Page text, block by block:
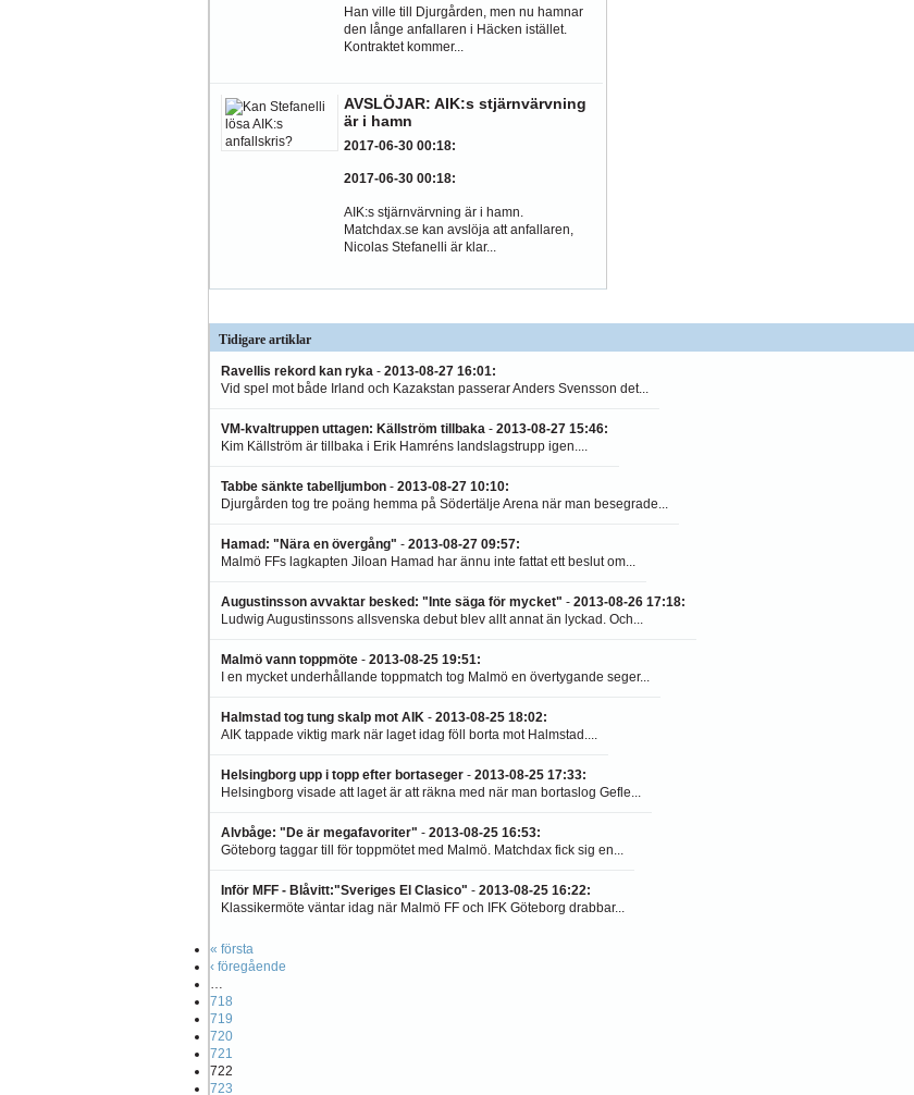
Han ville till Djurgården, men nu hamnar
den långe anfallaren i Häcken istället.
Kontraktet kommer...
AVSLÖJAR: AIK:s stjärnvärvning
är i hamn
2017-06-30 00:18:
2017-06-30 00:18:
AIK:s stjärnvärvning är i hamn.
Matchdax.se kan avslöja att anfallaren,
Nicolas Stefanelli är klar...
Tidigare artiklar
Ravellis rekord kan ryka - 2013-08-27 16:01:
Vid spel mot både Irland och Kazakstan passerar Anders Svensson det...
VM-kvaltruppen uttagen: Källström tillbaka - 2013-08-27 15:46:
Kim Källström är tillbaka i Erik Hamréns landslagstrupp igen....
Tabbe sänkte tabelljumbon - 2013-08-27 10:10:
Djurgården tog tre poäng hemma på Södertälje Arena när man besegrade...
Hamad: "Nära en övergång" - 2013-08-27 09:57:
Malmö FFs lagkapten Jiloan Hamad har ännu inte fattat ett beslut om...
Augustinsson avvaktar besked: "Inte säga för mycket" - 2013-08-26 17:18:
Ludwig Augustinssons allsvenska debut blev allt annat än lyckad. Och...
Malmö vann toppmöte - 2013-08-25 19:51:
I en mycket underhållande toppmatch tog Malmö en övertygande seger...
Halmstad tog tung skalp mot AIK - 2013-08-25 18:02:
AIK tappade viktig mark när laget idag föll borta mot Halmstad....
Helsingborg upp i topp efter bortaseger - 2013-08-25 17:33:
Helsingborg visade att laget är att räkna med när man bortaslog Gefle...
Alvbåge: "De är megafavoriter" - 2013-08-25 16:53:
Göteborg taggar till för toppmötet med Malmö. Matchdax fick sig en...
Inför MFF - Blåvitt:"Sveriges El Clasico" - 2013-08-25 16:22:
Klassikermöte väntar idag när Malmö FF och IFK Göteborg drabbar...
« första
‹ föregående
…
718
719
720
721
722
723